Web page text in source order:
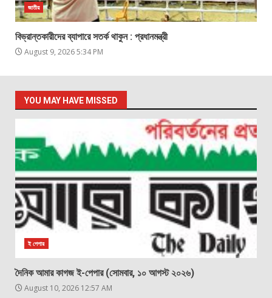
জাতীয়
বিভ্রান্তকারীদের ব্যাপারে সতর্ক থাকুন : প্রধানমন্ত্রী
August 9, 2026 5:34 PM
YOU MAY HAVE MISSED
ই পেপার
দৈনিক আমার কাগজ ই-পেপার (সোমবার, ১০ আগস্ট ২০২৬)
August 10, 2026 12:57 AM